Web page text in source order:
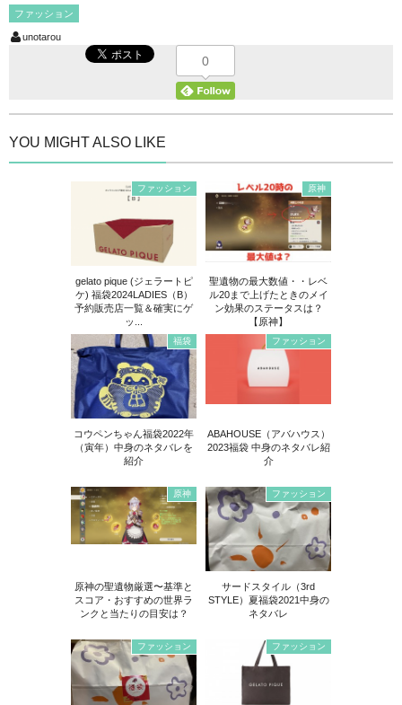
ファッション
unotarou
0
YOU MIGHT ALSO LIKE
ファッション
gelato pique (ジェラートピ
ケ) 福袋2024LADIES（B）
予約販売店一覧＆確実にゲ
ッ...
原神
聖遺物の最大数値・・レベ
ル20まで上げたときのメイ
ン効果のステータスは？
【原神】
福袋
コウペンちゃん福袋2022年
（寅年）中身のネタバレを
紹介
ファッション
ABAHOUSE（アバハウス）
2023福袋 中身のネタバレ紹
介
原神
原神の聖遺物厳選〜基準と
スコア・おすすめの世界ラ
ンクと当たりの目安は？
ファッション
サードスタイル（3rd
STYLE）夏福袋2021中身の
ネタバレ
ファッション ファッション